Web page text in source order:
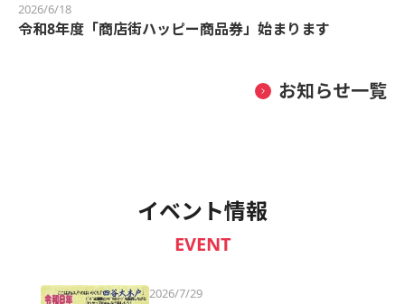
2026/6/18
令和8年度「商店街ハッピー商品券」始まります
お知らせ一覧
イベント情報
EVENT
2026/7/29